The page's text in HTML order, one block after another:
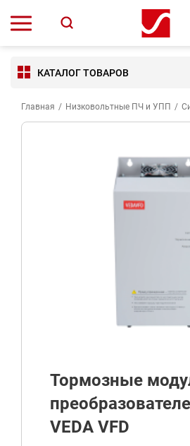
КАТАЛОГ ТОВАРОВ
Главная / Низковольтные ПЧ и УПП /
Тормозные
VEDA VFD